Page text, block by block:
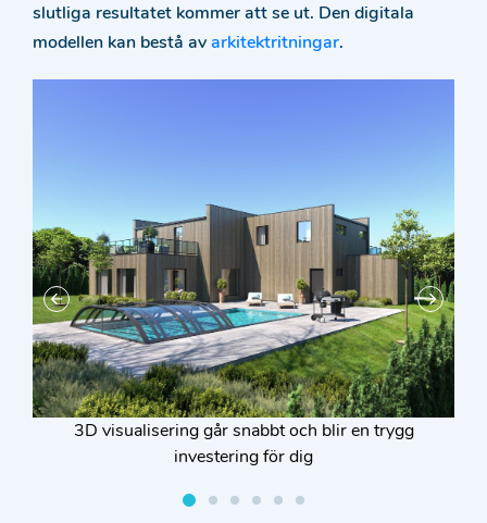
slutliga resultatet kommer att se ut. Den digitala
modellen kan bestå avarkitektritningar.
3D visualisering går snabbt och blir en trygg
investering för dig